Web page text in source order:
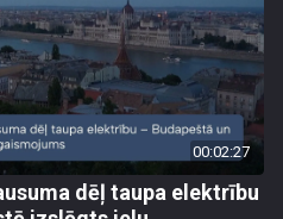
00:02:27
dēļ taupa elektrību